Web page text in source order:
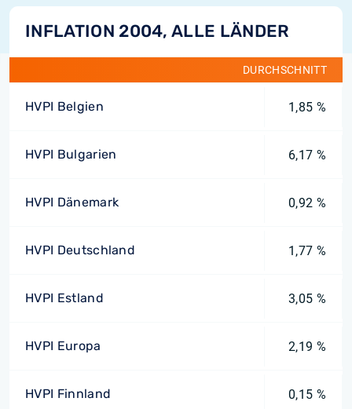
INFLATION 2004, ALLE LÄNDER
DURCHSCHNITT
HVPI Belgien 1,85 %
HVPI Bulgarien 6,17 %
HVPI Dänemark 0,92 %
HVPI Deutschland 1,77 %
HVPI Estland 3,05 %
HVPI Europa 2,19 %
HVPI Finnland 0,15 %